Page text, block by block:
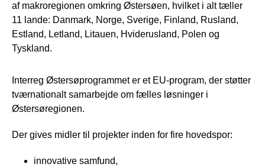
af makroregionen omkring Østersøen, hvilket i alt tæller
11 lande: Danmark, Norge, Sverige, Finland, Rusland,
Estland, Letland, Litauen, Hviderusland, Polen og
Tyskland.
Interreg Østersøprogrammet er et EU-program, der støtter
tværnationalt samarbejde om fælles løsninger i
Østersøregionen.
Der gives midler til projekter inden for fire hovedspor:
innovative samfund,